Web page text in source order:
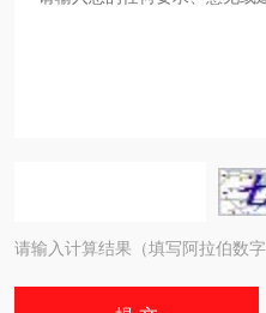
请输入计算结果（填写阿拉伯数